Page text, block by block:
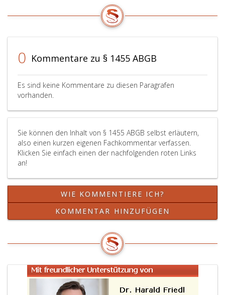
0 Kommentare zu § 1455 ABGB
Es sind keine Kommentare zu diesen Paragrafen
vorhanden.
Sie können den Inhalt von § 1455 ABGB selbst erläutern,
also einen kurzen eigenen Fachkommentar verfassen.
Klicken Sie einfach einen der nachfolgenden roten Links
an!
WIE KOMMENTIERE ICH?
KOMMENTAR HINZUFÜGEN